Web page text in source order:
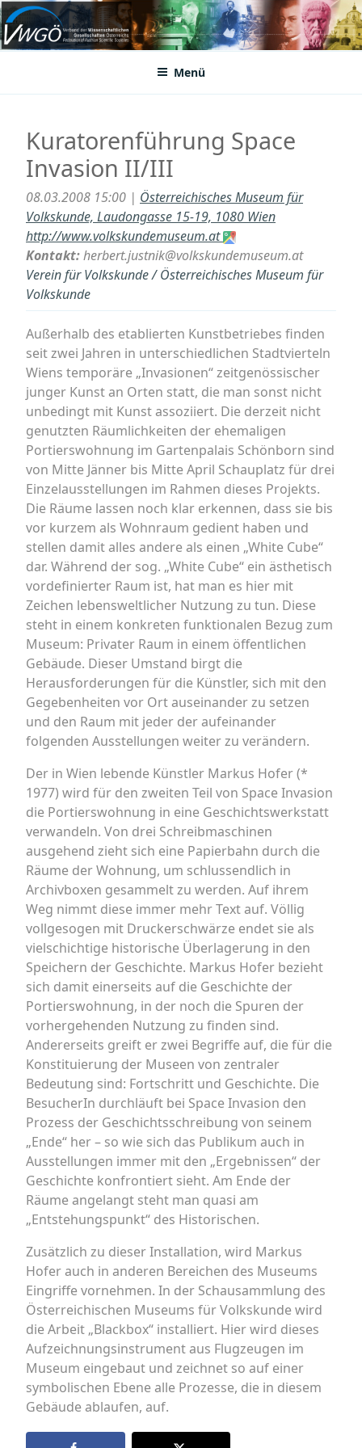
Zum
Inhalt
springenVWGÖ
Federation of Austrian Scientific Societies
Menü
Kuratorenführung Space
Invasion II/III
08.03.2008 15:00 | Österreichisches Museum für
Volkskunde, Laudongasse 15-19, 1080 Wien
http://www.volkskundemuseum.at
Kontakt:herbert.justnik@volkskundemuseum.at
Verein für Volkskunde / Österreichisches Museum für
Volkskunde
Außerhalb des etablierten Kunstbetriebes finden
seit zwei Jahren in unterschiedlichen Stadtvierteln
Wiens temporäre „Invasionen“ zeitgenössischer
junger Kunst an Orten statt, die man sonst nicht
unbedingt mit Kunst assoziiert. Die derzeit nicht
genutzten Räumlichkeiten der ehemaligen
Portierswohnung im Gartenpalais Schönborn sind
von Mitte Jänner bis Mitte April Schauplatz für drei
Einzelausstellungen im Rahmen dieses Projekts.
Die Räume lassen noch klar erkennen, dass sie bis
vor kurzem als Wohnraum gedient haben und
stellen damit alles andere als einen „White Cube“
dar. Während der sog. „White Cube“ ein ästhetisch
vordefinierter Raum ist, hat man es hier mit
Zeichen lebensweltlicher Nutzung zu tun. Diese
steht in einem konkreten funktionalen Bezug zum
Museum: Privater Raum in einem öffentlichen
Gebäude. Dieser Umstand birgt die
Herausforderungen für die Künstler, sich mit den
Gegebenheiten vor Ort auseinander zu setzen
und den Raum mit jeder der aufeinander
folgenden Ausstellungen weiter zu verändern.
Der in Wien lebende Künstler Markus Hofer (*
1977) wird für den zweiten Teil von Space Invasion
die Portierswohnung in eine Geschichtswerkstatt
verwandeln. Von drei Schreibmaschinen
ausgehend zieht sich eine Papierbahn durch die
Räume der Wohnung, um schlussendlich in
Archivboxen gesammelt zu werden. Auf ihrem
Weg nimmt diese immer mehr Text auf. Völlig
vollgesogen mit Druckerschwärze endet sie als
vielschichtige historische Überlagerung in den
Speichern der Geschichte. Markus Hofer bezieht
sich damit einerseits auf die Geschichte der
Portierswohnung, in der noch die Spuren der
vorhergehenden Nutzung zu finden sind.
Andererseits greift er zwei Begriffe auf, die für die
Konstituierung der Museen von zentraler
Bedeutung sind: Fortschritt und Geschichte. Die
BesucherIn durchläuft bei Space Invasion den
Prozess der Geschichtsschreibung von seinem
„Ende“ her – so wie sich das Publikum auch in
Ausstellungen immer mit den „Ergebnissen“ der
Geschichte konfrontiert sieht. Am Ende der
Räume angelangt steht man quasi am
„Entstehungspunkt“ des Historischen.
Zusätzlich zu dieser Installation, wird Markus
Hofer auch in anderen Bereichen des Museums
Eingriffe vornehmen. In der Schausammlung des
Österreichischen Museums für Volkskunde wird
die Arbeit „Blackbox“ installiert. Hier wird dieses
Aufzeichnungsinstrument aus Flugzeugen im
Museum eingebaut und zeichnet so auf einer
symbolischen Ebene alle Prozesse, die in diesem
Gebäude ablaufen, auf.